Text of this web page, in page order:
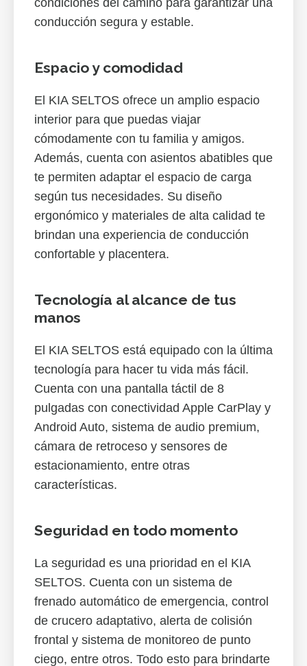
condiciones del camino para garantizar una
conducción segura y estable.
Espacio y comodidad
El KIA SELTOS ofrece un amplio espacio
interior para que puedas viajar
cómodamente con tu familia y amigos.
Además, cuenta con asientos abatibles que
te permiten adaptar el espacio de carga
según tus necesidades. Su diseño
ergonómico y materiales de alta calidad te
brindan una experiencia de conducción
confortable y placentera.
Tecnología al alcance de tus
manos
El KIA SELTOS está equipado con la última
tecnología para hacer tu vida más fácil.
Cuenta con una pantalla táctil de 8
pulgadas con conectividad Apple CarPlay y
Android Auto, sistema de audio premium,
cámara de retroceso y sensores de
estacionamiento, entre otras
características.
Seguridad en todo momento
La seguridad es una prioridad en el KIA
SELTOS. Cuenta con un sistema de
frenado automático de emergencia, control
de crucero adaptativo, alerta de colisión
frontal y sistema de monitoreo de punto
ciego, entre otros. Todo esto para brindarte